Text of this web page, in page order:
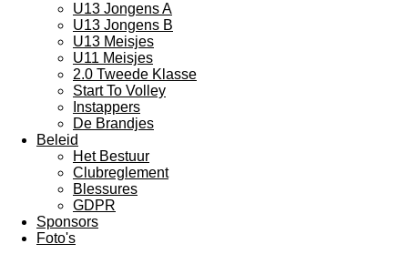
U13 Jongens A
U13 Jongens B
U13 Meisjes
U11 Meisjes
2.0 Tweede Klasse
Start To Volley
Instappers
De Brandjes
Beleid
Het Bestuur
Clubreglement
Blessures
GDPR
Sponsors
Foto's